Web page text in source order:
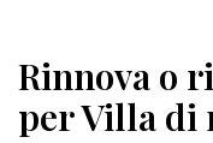
Rinnova o
per Villa di